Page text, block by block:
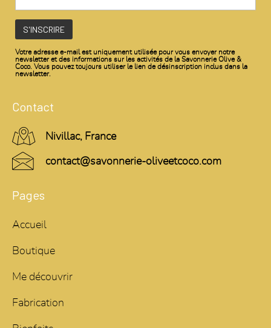
Votre adresse e-mail est uniquement utilisée pour vous envoyer notre
newsletter et des informations sur les activités de la Savonnerie Olive &
Coco. Vous pouvez toujours utiliser le lien de désinscription inclus dans la
newsletter.
Contact
Nivillac, France
contact@savonnerie-oliveetcoco.com
Pages
Accueil
Boutique
Me découvrir
Fabrication